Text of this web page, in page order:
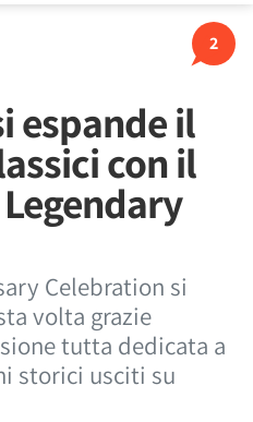
2
espande il
con il
Celebration si
volta grazie
tutta dedicata a
storici usciti su